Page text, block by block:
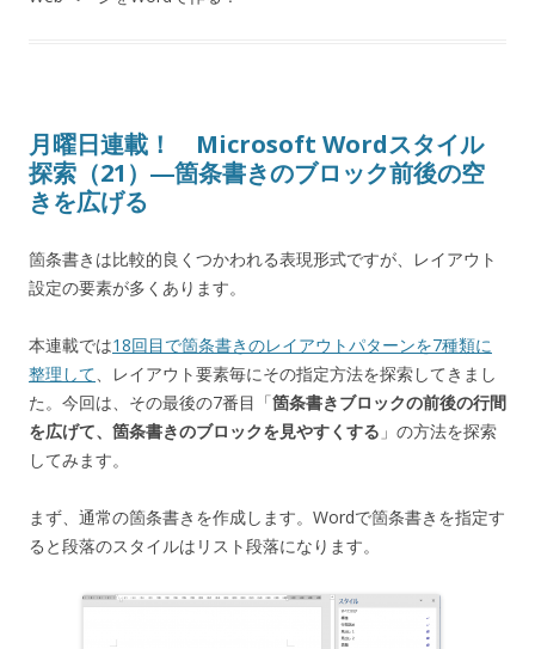
月曜日連載！ Microsoft Wordスタイル
探索（21）―箇条書きのブロック前後の空
きを広げる
箇条書きは比較的良くつかわれる表現形式ですが、レイアウト
設定の要素が多くあります。
本連載では18回目で箇条書きのレイアウトパターンを7種類に
整理して、レイアウト要素毎にその指定方法を探索してきまし
た。今回は、その最後の7番目「箇条書きブロックの前後の行間
を広げて、箇条書きのブロックを見やすくする 」の方法を探索
してみます。
まず、通常の箇条書きを作成します。Wordで箇条書きを指定す
ると段落のスタイルはリスト段落になります。